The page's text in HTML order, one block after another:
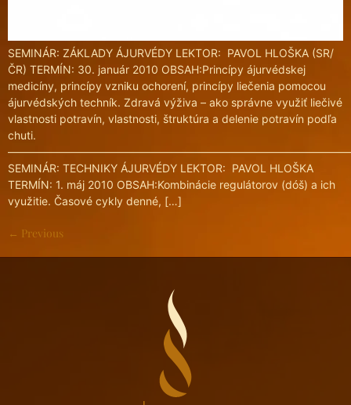
SEMINÁR: ZÁKLADY ÁJURVÉDY LEKTOR: PAVOL HLOŠKA (SR/
ČR) TERMÍN: 30. január 2010 OBSAH:Princípy ájurvédskej
medicíny, princípy vzniku ochorení, princípy liečenia pomocou
ájurvédských techník. Zdravá výživa – ako správne využiť liečivé
vlastnosti potravín, vlastnosti, štruktúra a delenie potravín podľa
chuti.
SEMINÁR: TECHNIKY ÁJURVÉDY LEKTOR: PAVOL HLOŠKA
TERMÍN: 1. máj 2010 OBSAH:Kombinácie regulátorov (dóš) a ich
využitie. Časové cykly denné, […]
← Previous